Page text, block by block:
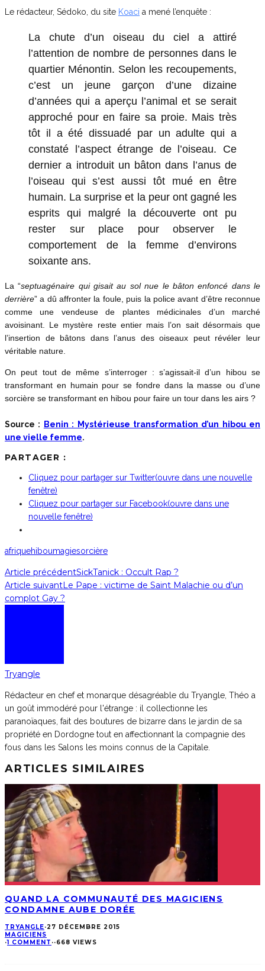
Le rédacteur, Sédoko, du site Koaci a mené l’enquête :
La chute d’un oiseau du ciel a attiré
l’attention de nombre de personnes dans le
quartier Ménontin. Selon les recoupements,
c’est un jeune garçon d’une dizaine
d’années qui a aperçu l’animal et se serait
approché pour en faire sa proie. Mais très
tôt il a été dissuadé par un adulte qui a
constaté l’aspect étrange de l’oiseau. Ce
dernier a introduit un bâton dans l’anus de
l’oiseau qui s’est aussi tôt mué en être
humain. La surprise et la peur ont gagné les
esprits qui malgré la découverte ont pu
rester sur place pour observer le
comportement de la femme d’environs
soixante ans.
La “septuagénaire qui gisait au sol nue le bâton enfoncé dans le
derrière” a dû affronter la foule, puis la police avant d’être reconnue
comme une vendeuse de plantes médicinales d’un marché
avoisinant. Le mystère reste entier mais l’on sait désormais que
l’insertion de bâtons dans l’anus des oiseaux peut révéler leur
véritable nature.
On peut tout de même s’interroger : s’agissait-il d’un hibou se
transformant en humain pour se fondre dans la masse ou d’une
sorcière se transformant en hibou pour faire un tour dans les airs ?
Source :
Benin : Mystérieuse transformation d’un hibou en
une vielle femme.
PARTAGER :
Cliquez pour partager sur Twitter(ouvre dans une nouvelle
fenêtre)
Cliquez pour partager sur Facebook(ouvre dans une
nouvelle fenêtre)
afriquehiboumagiesorcière
Article précédentSickTanick : Occult Rap ?
Article suivantLe Pape : victime de Saint Malachie ou d’un
complot Gay ?
Tryangle
Rédacteur en chef et monarque désagréable du Tryangle, Théo a
un goût immodéré pour l'étrange : il collectionne les
paranoïaques, fait des boutures de bizarre dans le jardin de sa
propriété en Dordogne tout en affectionnant la compagnie des
fous dans les Salons les moins connus de la Capitale.
ARTICLES SIMILAIRES
QUAND LA COMMUNAUTÉ DES MAGICIENS
CONDAMNE AUBE DORÉE
TRYANGLE·27 DÉCEMBRE 2015
MAGICIENS
·1 COMMENT ··668 VIEWS